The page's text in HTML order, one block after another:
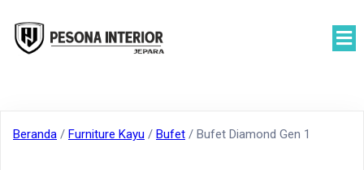
Beranda / Furniture Kayu / Bufet / Bufet Diamond Gen 1